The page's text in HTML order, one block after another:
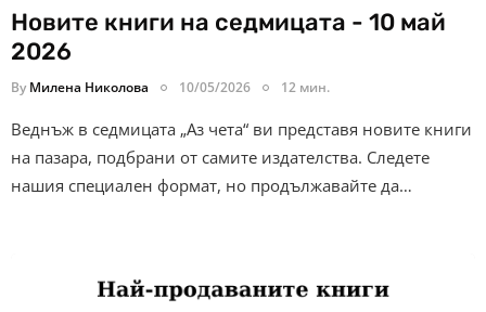
Новите книги на седмицата - 10 май
2026
By Милена Николова 10/05/2026 12 мин.
Веднъж в седмицата „Аз чета“ ви представя новите книги
на пазара, подбрани от самите издателства. Следете
нашия специален формат, но продължавайте да…